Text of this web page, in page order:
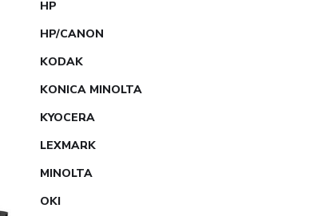
HP
HP/CANON
KODAK
KONICA MINOLTA
KYOCERA
LEXMARK
MINOLTA
OKI